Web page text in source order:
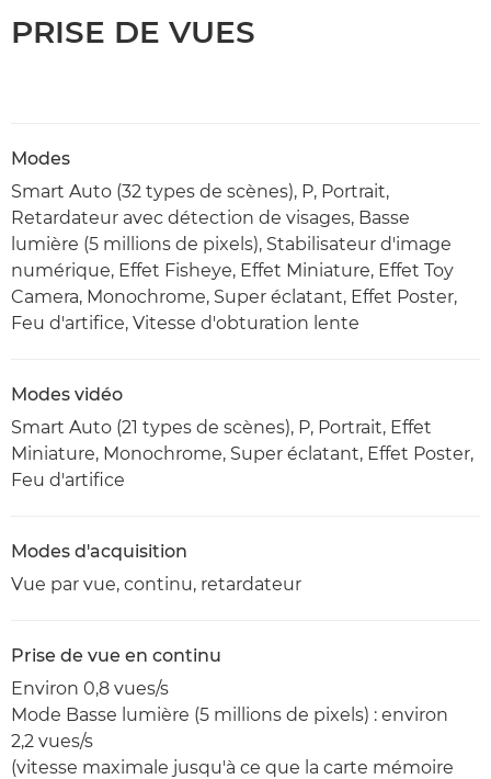
PRISE DE VUES
Modes
Smart Auto (32 types de scènes), P, Portrait,
Retardateur avec détection de visages, Basse
lumière (5 millions de pixels), Stabilisateur d'image
numérique, Effet Fisheye, Effet Miniature, Effet Toy
Camera, Monochrome, Super éclatant, Effet Poster,
Feu d'artifice, Vitesse d'obturation lente
Modes vidéo
Smart Auto (21 types de scènes), P, Portrait, Effet
Miniature, Monochrome, Super éclatant, Effet Poster,
Feu d'artifice
Modes d'acquisition
Vue par vue, continu, retardateur
Prise de vue en continu
Environ 0,8 vues/s
Mode Basse lumière (5 millions de pixels) : environ
2,2 vues/s
(vitesse maximale jusqu'à ce que la carte mémoire